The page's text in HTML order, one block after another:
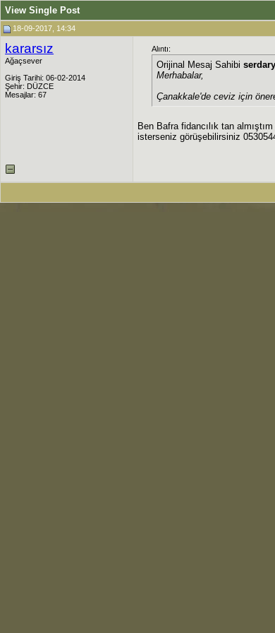
View Single Post
18-09-2017, 14:34
kararsız
Ağaçsever
Giriş Tarihi: 06-02-2014
Şehir: DÜZCE
Mesajlar: 67
Alıntı:
Orijinal Mesaj Sahibi
Merhabalar,
Çanakkale'de ceviz için
Ben Bafra fidancılık tan
isterseniz görüşebilirsiniz